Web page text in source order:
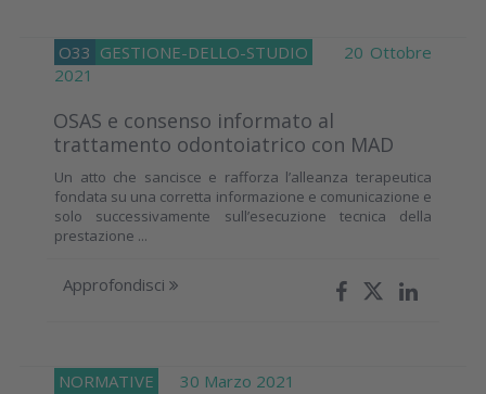
O33 GESTIONE-DELLO-STUDIO
20 Ottobre
2021
OSAS e consenso informato al
trattamento odontoiatrico con MAD
Un atto che sancisce e rafforza l’alleanza terapeutica
fondata su una corretta informazione e comunicazione e
solo successivamente sull’esecuzione tecnica della
prestazione ...
Approfondisci
NORMATIVE 30 Marzo 2021